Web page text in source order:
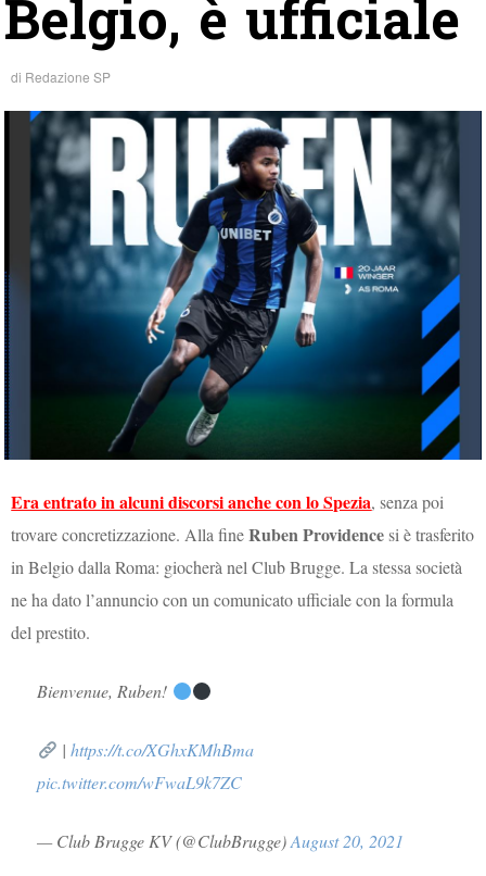
Belgio, è ufficiale
di Redazione SP
Era entrato in alcuni discorsi anche con lo Spezia, senza poi
trovare concretizzazione. Alla fineRuben Providencesi è trasferito
in Belgio dalla Roma: giocherà nel Club Brugge. La stessa società
ne ha dato l’annuncio con un comunicato ufficiale con la formula
del prestito.
Bienvenue, Ruben!
| https://t.co/XGhxKMhBma
pic.twitter.com/wFwaL9k7ZC
— Club Brugge KV (@ClubBrugge)August 20, 2021